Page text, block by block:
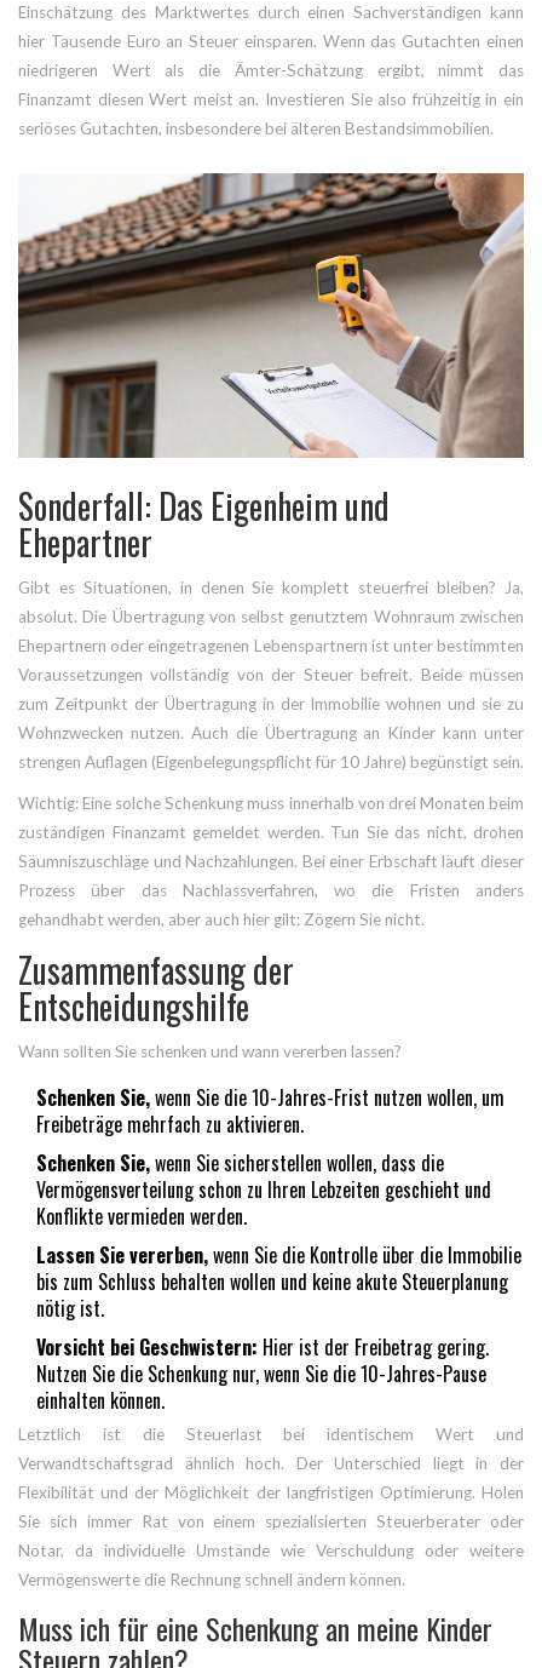
Einschätzung des Marktwertes durch einen Sachverständigen kann
hier Tausende Euro an Steuer einsparen. Wenn das Gutachten einen
niedrigeren Wert als die Ämter-Schätzung ergibt, nimmt das
Finanzamt diesen Wert meist an. Investieren Sie also frühzeitig in ein
seriöses Gutachten, insbesondere bei älteren Bestandsimmobilien.
Sonderfall: Das Eigenheim und
Ehepartner
Gibt es Situationen, in denen Sie komplett steuerfrei bleiben? Ja,
absolut. Die Übertragung von selbst genutztem Wohnraum zwischen
Ehepartnern oder eingetragenen Lebenspartnern ist unter bestimmten
Voraussetzungen vollständig von der Steuer befreit. Beide müssen
zum Zeitpunkt der Übertragung in der Immobilie wohnen und sie zu
Wohnzwecken nutzen. Auch die Übertragung an Kinder kann unter
strengen Auflagen (Eigenbelegungspflicht für 10 Jahre) begünstigt sein.
Wichtig: Eine solche Schenkung muss innerhalb von drei Monaten beim
zuständigen Finanzamt gemeldet werden. Tun Sie das nicht, drohen
Säumniszuschläge und Nachzahlungen. Bei einer Erbschaft läuft dieser
Prozess über das Nachlassverfahren, wo die Fristen anders
gehandhabt werden, aber auch hier gilt: Zögern Sie nicht.
Zusammenfassung der
Entscheidungshilfe
Wann sollten Sie schenken und wann vererben lassen?
Schenken Sie,wenn Sie die 10-Jahres-Frist nutzen wollen, um
Freibeträge mehrfach zu aktivieren.
Schenken Sie,wenn Sie sicherstellen wollen, dass die
Vermögensverteilung schon zu Ihren Lebzeiten geschieht und
Konflikte vermieden werden.
Lassen Sie vererben,wenn Sie die Kontrolle über die Immobilie
bis zum Schluss behalten wollen und keine akute Steuerplanung
nötig ist.
Vorsicht bei Geschwistern: Hier ist der Freibetrag gering.
Nutzen Sie die Schenkung nur, wenn Sie die 10-Jahres-Pause
einhalten können.
Letztlich ist die Steuerlast bei identischem Wert und
Verwandtschaftsgrad ähnlich hoch. Der Unterschied liegt in der
Flexibilität und der Möglichkeit der langfristigen Optimierung. Holen
Sie sich immer Rat von einem spezialisierten Steuerberater oder
Notar, da individuelle Umstände wie Verschuldung oder weitere
Vermögenswerte die Rechnung schnell ändern können.
Muss ich für eine Schenkung an meine Kinder